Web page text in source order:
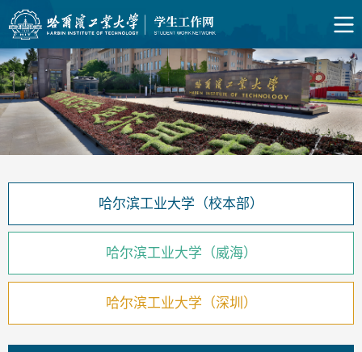
哈尔滨工业大学（校本部）
哈尔滨工业大学（威海）
哈尔滨工业大学（深圳）